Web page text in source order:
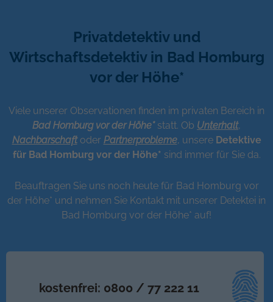
Privatdetektiv und
Wirtschaftsdetektiv in Bad Homburg
vor der Höhe*
Viele unserer Observationen finden im privaten Bereich in
Bad Homburg vor der Höhe* statt. Ob Unterhalt,
Nachbarschaftoder Partnerprobleme, unsere Detektive
für Bad Homburg vor der Höhe* sind immer für Sie da.
Beauftragen Sie uns noch heute für Bad Homburg vor
der Höhe* und nehmen Sie Kontakt mit unserer Detektei in
Bad Homburg vor der Höhe* auf!
kostenfrei: 0800 / 77 222 11